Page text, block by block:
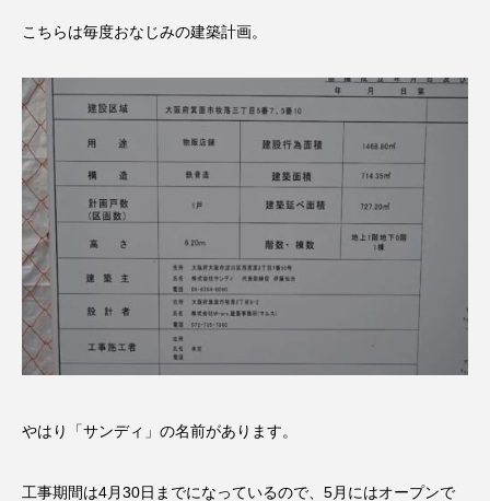
こちらは毎度おなじみの建築計画。
やはり「サンディ」の名前があります。
工事期間は4月30日までになっているので、5月にはオープンで